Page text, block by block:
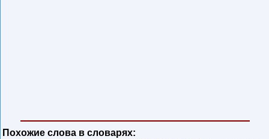
Похожие слова в словарях: